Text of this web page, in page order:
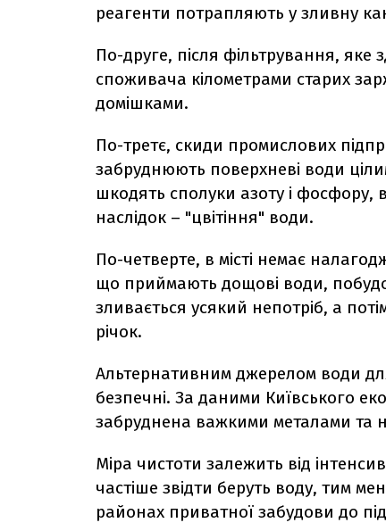
реагенти потрапляють у зливну
По-друге, після фільтрування,
споживача кілометрами старих
домішками.
По-третє, скиди промислових
забруднюють поверхневі води
шкодять сполуки азоту і фосфору,
наслідок – "цвітіння" води.
По-четверте, в місті немає
що приймають дощові води,
зливається усякий непотріб, а
річок.
Альтернативним джерелом води
безпечні. За даними Київського
забруднена важкими металами та
Міра чистоти залежить від
частіше звідти беруть воду, тим
районах приватної забудови до